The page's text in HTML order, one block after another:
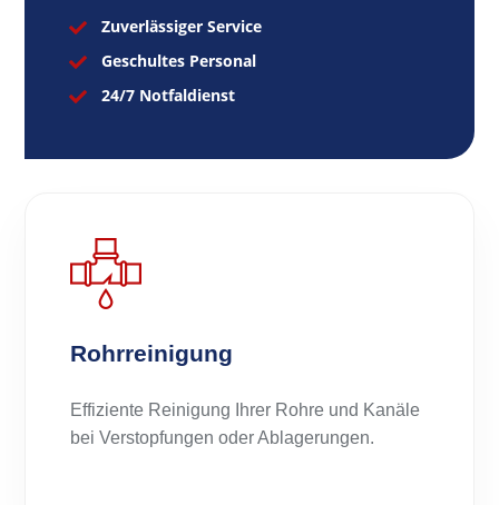
 Zuverlässiger Service
 Geschultes Personal
 24/7 Notfaldienst
Rohrreinigung
Effiziente Reinigung Ihrer Rohre und Kanäle
bei Verstopfungen oder Ablagerungen.